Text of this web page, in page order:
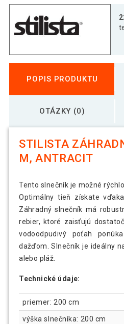
POPIS PRODUKTU
OTÁZKY (0)
STILISTA
M, ANTRACIT
Tento slnečník je možné
Optimálny tieň získate
Záhradný slnečník má
rebier, ktoré zaisťujú
vodoodpudivý poťah
dažďom. Slnečník je ideálny
alebo pláž.
Technické údaje:
priemer: 200 cm
výška slnečníka: 200 cm